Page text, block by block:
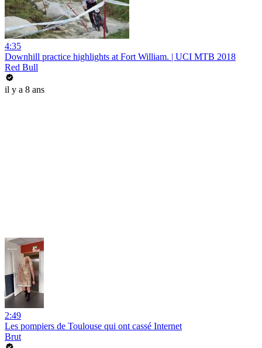
4:35
Downhill practice highlights at Fort William. | UCI MTB 2018
Red Bull
il y a 8 ans
2:49
Les pompiers de Toulouse qui ont cassé Internet
Brut